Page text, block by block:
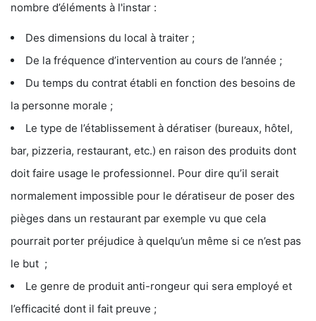
nombre d’éléments à l'instar :
Des dimensions du local à traiter ;
De la fréquence d’intervention au cours de l’année ;
Du temps du contrat établi en fonction des besoins de
la personne morale ;
Le type de l’établissement à dératiser (bureaux, hôtel,
bar, pizzeria, restaurant, etc.) en raison des produits dont
doit faire usage le professionnel. Pour dire qu’il serait
normalement impossible pour le dératiseur de poser des
pièges dans un restaurant par exemple vu que cela
pourrait porter préjudice à quelqu’un même si ce n’est pas
le but ;
Le genre de produit anti-rongeur qui sera employé et
l’efficacité dont il fait preuve ;